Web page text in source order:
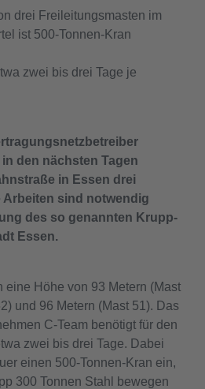
drei Freileitungsmasten im
ist 500-Tonnen-Kran
zwei bis drei Tage je
den nächsten Tagen
in Essen drei
Arbeiten sind notwendig
des so genannten Krupp-
Essen.
eine Höhe von 93 Metern (Mast
und 96 Metern (Mast 51). Das
C-Team benötigt für den
zwei bis drei Tage. Dabei
einen 500-Tonnen-Kran ein,
300 Tonnen Stahl bewegen